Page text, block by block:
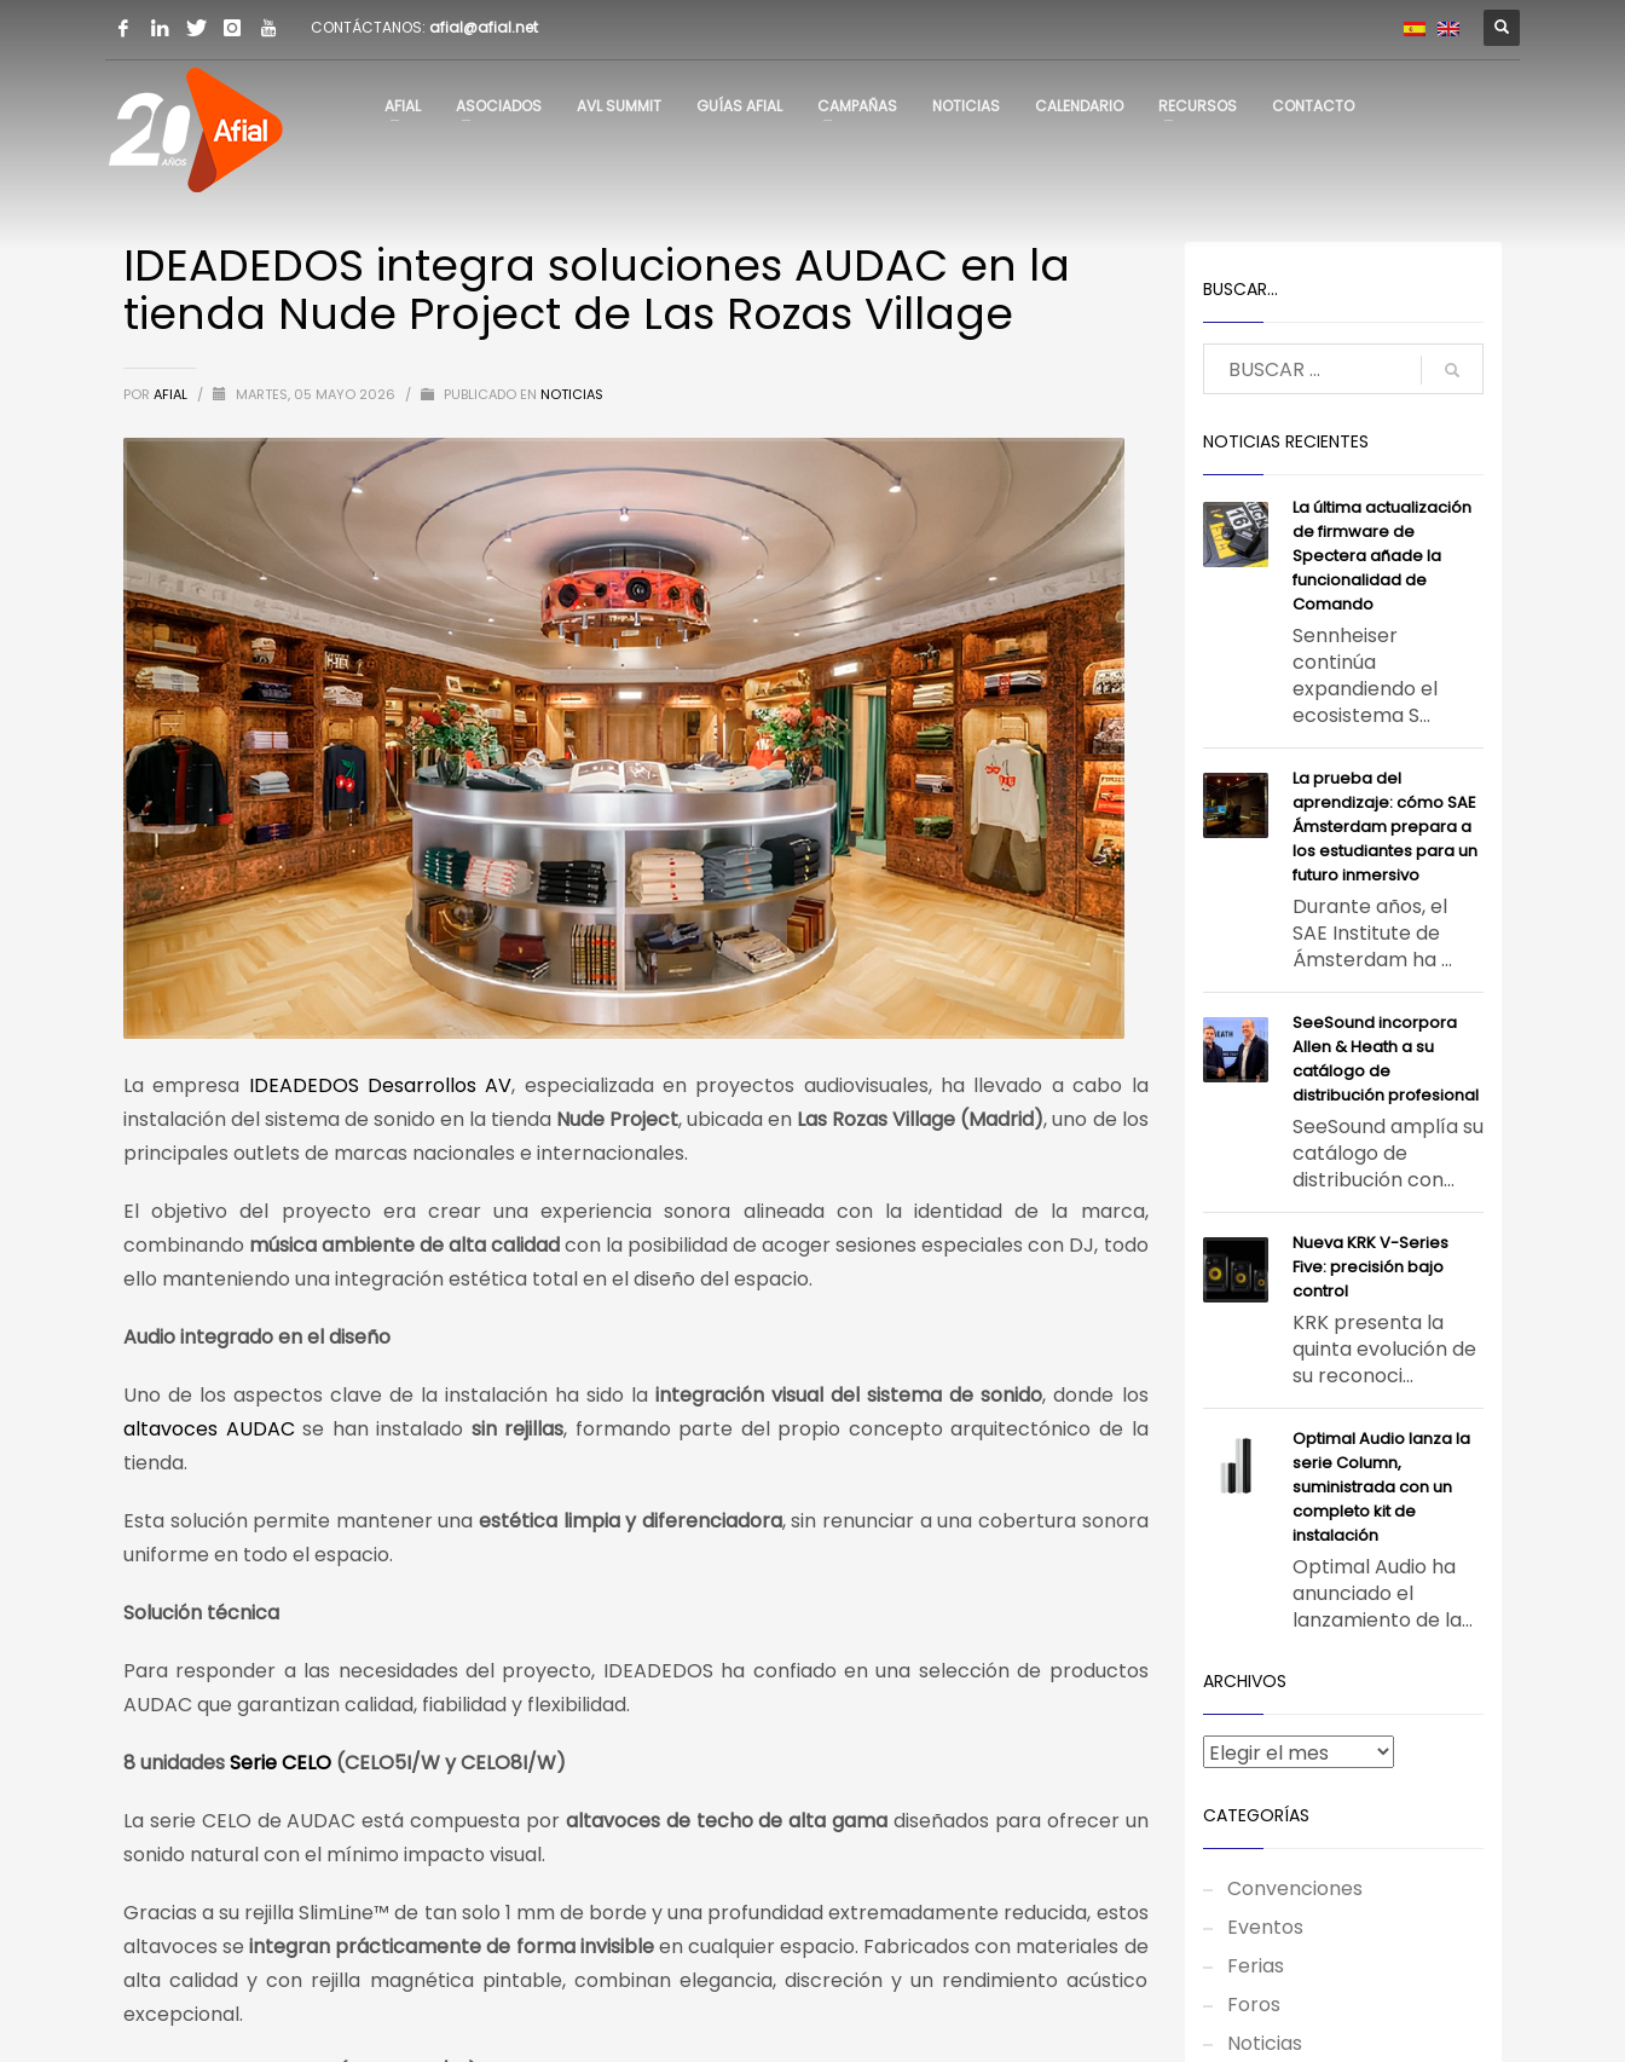
CONTÁCTANOS: afial@afial.net
AFIAL ASOCIADOS AVL SUMMIT GUÍAS AFIAL CAMPAÑAS NOTICIAS CALENDARIO RECURSOS CONTACTO
IDEADEDOS integra soluciones AUDAC en la
tienda Nude Project de Las Rozas Village
POR AFIAL / MARTES, 05 MAYO 2026 / PUBLICADO EN NOTICIAS
La empresa IDEADEDOS Desarrollos AV, especializada en proyectos audiovisuales, ha llevado a cabo la
instalación del sistema de sonido en la tienda Nude Project, ubicada en Las Rozas Village (Madrid), uno de los
principales outlets de marcas nacionales e internacionales.
El objetivo del proyecto era crear una experiencia sonora alineada con la identidad de la marca,
combinando música ambiente de alta calidadcon la posibilidad de acoger sesiones especiales con DJ, todo
ello manteniendo una integración estética total en el diseño del espacio.
Audio integrado en el diseño
Uno de los aspectos clave de la instalación ha sido laintegración visual del sistema de sonido, donde los
altavoces AUDAC se han instalado sin rejillas, formando parte del propio concepto arquitectónico de la
tienda.
Esta solución permite mantener unaestética limpia y diferenciadora, sin renunciar a una cobertura sonora
uniforme en todo el espacio.
Solución técnica
Para responder a las necesidades del proyecto, IDEADEDOS ha confiado en una selección de productos
AUDAC que garantizan calidad, fiabilidad y flexibilidad.
8 unidadesSerie CELO (CELO5I/W y CELO8I/W)
La serie CELO de AUDAC está compuesta por altavoces de techo de alta gama diseñados para ofrecer un
sonido natural con el mínimo impacto visual.
Gracias a su rejilla SlimLine™ de tan solo 1 mm de borde y una profundidad extremadamente reducida, estos
altavoces seintegran prácticamente de forma invisibleen cualquier espacio. Fabricados con materiales de
alta calidad y con rejilla magnética pintable, combinan elegancia, discreción y un rendimiento acústico
excepcional.
BUSCAR…
NOTICIAS RECIENTES
La última actualización
de firmware de
Spectera añade la
funcionalidad de
Comando
Sennheiser
continúa
expandiendo el
ecosistema S...
La prueba del
aprendizaje: cómo SAE
Ámsterdam prepara a
los estudiantes para un
futuro inmersivo
Durante años, el
SAE Institute de
Ámsterdam ha ...
SeeSound incorpora
Allen & Heath a su
catálogo de
distribución profesional
SeeSound amplía su
catálogo de
distribución con...
Nueva KRK V-Series
Five: precisión bajo
control
KRK presenta la
quinta evolución de
su reconoci...
Optimal Audio lanza la
serie Column,
suministrada con un
completo kit de
instalación
Optimal Audio ha
anunciado el
lanzamiento de la...
ARCHIVOS
CATEGORÍAS
Convenciones
Eventos
Ferias
Foros
Noticias